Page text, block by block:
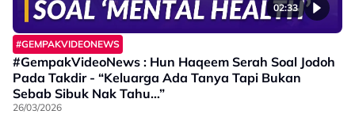
02:33
#GEMPAKVIDEONEWS
#GempakVideoNews : Hun Haqeem Serah Soal Jodoh
Pada Takdir - “Keluarga Ada Tanya Tapi Bukan
Sebab Sibuk Nak Tahu…”
26/03/2026